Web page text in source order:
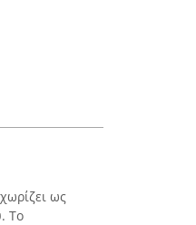
ως
Το